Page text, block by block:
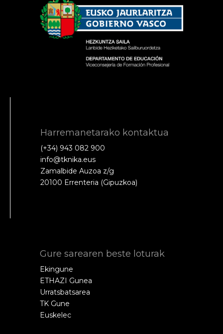
Harremanetarako kontaktua
(+34) 943 082 900
info@tknika.eus
Zamalbide Auzoa z/g
20100 Errenteria (Gipuzkoa)
Gure sarearen beste loturak
Ekingune
ETHAZI Gunea
Urratsbatsarea
TK Gune
Euskelec